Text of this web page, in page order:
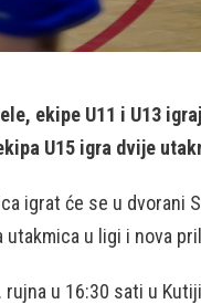
ekipe U11 i U13
U15 igra dvije
igrat će se u
u ligi i nova
u 16:30 sati u